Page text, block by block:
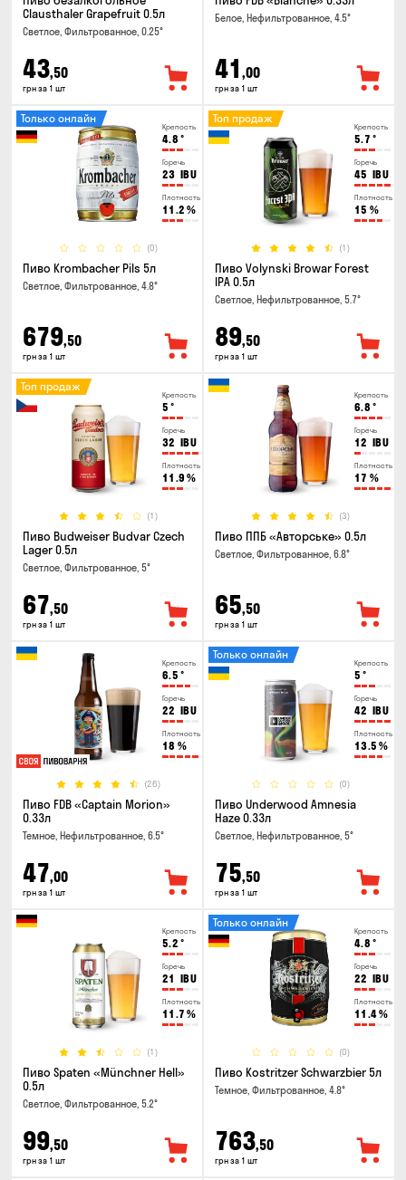
Clausthaler Grapefruit 0.5л
Светлое, Фильтрованное, 0.25°
43,50
грн за 1 шт
Белое, Нефильтрованное, 4.5°
41 ,00
грн за 1 шт
Крепость
4.8 °
Горечь
23 IBU
Плотность
11.2 %
(0)
Только онлайн
Пиво Krombacher Pils 5л
Светлое, Фильтрованное, 4.8°
679,50
грн за 1 шт
Крепость
5.7 °
Горечь
45 IBU
Плотность
15 %
(1)
Топ продаж
Пиво Volynski Browar Forest
IPA 0.5л
Светлое, Нефильтрованное, 5.7°
89,50
грн за 1 шт
Крепость
5 °
Горечь
32 IBU
Плотность
11.9 %
(1)
Топ продаж
Пиво Budweiser Budvar Czech
Lager 0.5л
Светлое, Фильтрованное, 5°
67,50
грн за 1 шт
Крепость
6.8 °
Горечь
12 IBU
Плотность
17 %
(3)
Пиво ППБ «Авторське» 0.5л
Светлое, Фильтрованное, 6.8°
65,50
грн за 1 шт
Крепость
6.5 °
Горечь
22 IBU
Плотность
18 %
(26)
Пиво FDB «Captain Morion»
0.33л
Темное, Нефильтрованное, 6.5°
47,00
грн за 1 шт
Крепость
5 °
Горечь
42 IBU
Плотность
13.5 %
(0)
Только онлайн
Пиво Underwood Amnesia
Haze 0.33л
Светлое, Нефильтрованное, 5°
75,50
грн за 1 шт
Крепость
5.2 °
Горечь
21 IBU
Плотность
11.7 %
(1)
Пиво Spaten «Münchner Hell»
0.5л
Светлое, Фильтрованное, 5.2°
99,50
грн за 1 шт
Крепость
4.8 °
Горечь
22 IBU
Плотность
11.4%
(0)
Только онлайн
Пиво Kostritzer Schwarzbier 5л
Темное, Фильтрованное, 4.8°
763,50
грн за 1 шт